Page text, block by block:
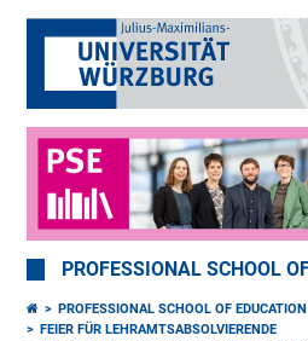
PROFESSIONAL SCHOOL
PROFESSIONAL SCHOOL OF EDUCATION
FEIER FÜR LEHRAMTSABSOLVIERENDE